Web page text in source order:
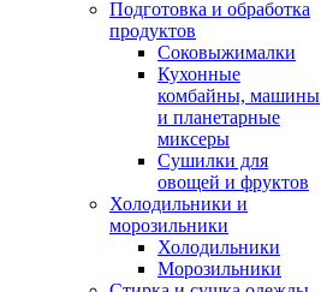
Подготовка и обработка
продуктов
Соковыжималки
Кухонные
комбайны, машины
и планетарные
миксеры
Сушилки для
овощей и фруктов
Холодильники и
морозильники
Холодильники
Морозильники